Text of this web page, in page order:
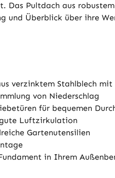
Das Pultdach aus
und Überblick über ihre
verzinktem Stahlblech
von Niederschlag
für bequemen
Luftzirkulation
Gartenutensilien
in Ihrem